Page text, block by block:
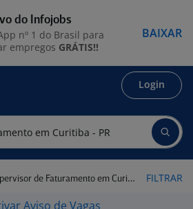
Login
de Faturamento em Curitiba - PR FILTRAR
Aviso de Vagas
do Infojobs
nº 1 do Brasil para
empregos GRÁTIS!!
BAIXAR